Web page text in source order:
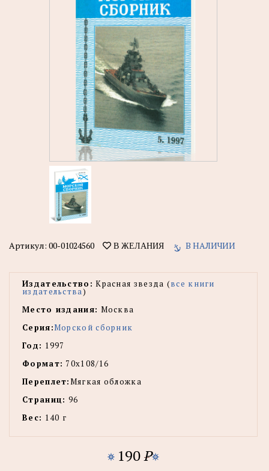
Артикул: 00-01024560 В ЖЕЛАНИЯ В НАЛИЧИИ
Издательство: Красная звезда (все книги
издательства)
Место издания: Москва
Серия:Морской сборник
Год: 1997
Формат: 70х108/16
Переплет:Мягкая обложка
Страниц: 96
Вес: 140 г
190P